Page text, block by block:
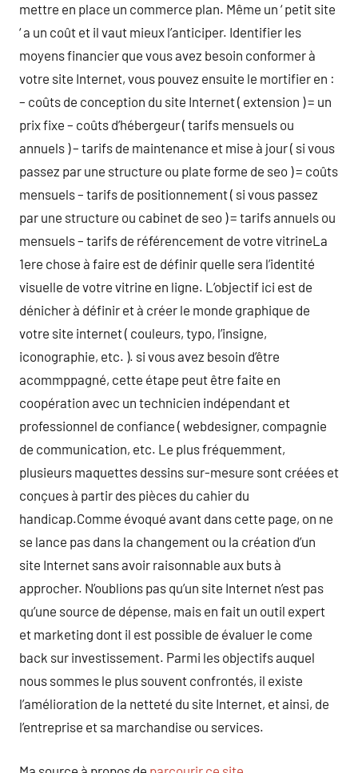
mettre en place un commerce plan. Même un ‘ petit site
‘ a un coût et il vaut mieux l’anticiper. Identifier les
moyens financier que vous avez besoin conformer à
votre site Internet, vous pouvez ensuite le mortifier en :
– coûts de conception du site Internet ( extension ) = un
prix fixe – coûts d’hébergeur ( tarifs mensuels ou
annuels ) – tarifs de maintenance et mise à jour ( si vous
passez par une structure ou plate forme de seo ) = coûts
mensuels – tarifs de positionnement ( si vous passez
par une structure ou cabinet de seo ) = tarifs annuels ou
mensuels – tarifs de référencement de votre vitrineLa
1ere chose à faire est de définir quelle sera l’identité
visuelle de votre vitrine en ligne. L’objectif ici est de
dénicher à définir et à créer le monde graphique de
votre site internet ( couleurs, typo, l’insigne,
iconographie, etc. ). si vous avez besoin d’être
acommppagné, cette étape peut être faite en
coopération avec un technicien indépendant et
professionnel de confiance ( webdesigner, compagnie
de communication, etc. Le plus fréquemment,
plusieurs maquettes dessins sur-mesure sont créées et
conçues à partir des pièces du cahier du
handicap.Comme évoqué avant dans cette page, on ne
se lance pas dans la changement ou la création d’un
site Internet sans avoir raisonnable aux buts à
approcher. N’oublions pas qu’un site Internet n’est pas
qu’une source de dépense, mais en fait un outil expert
et marketing dont il est possible de évaluer le come
back sur investissement. Parmi les objectifs auquel
nous sommes le plus souvent confrontés, il existe
l’amélioration de la netteté du site Internet, et ainsi, de
l’entreprise et sa marchandise ou services.